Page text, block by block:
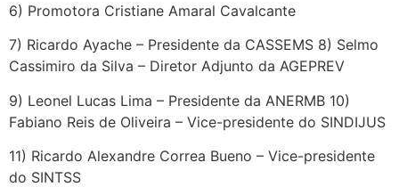
6) Promotora Cristiane Amaral Cavalcante
7) Ricardo Ayache – Presidente da CASSEMS 8) Selmo
Cassimiro da Silva – Diretor Adjunto da AGEPREV
9) Leonel Lucas Lima – Presidente da ANERMB 10)
Fabiano Reis de Oliveira – Vice-presidente do SINDIJUS
11) Ricardo Alexandre Correa Bueno – Vice-presidente
do SINTSS